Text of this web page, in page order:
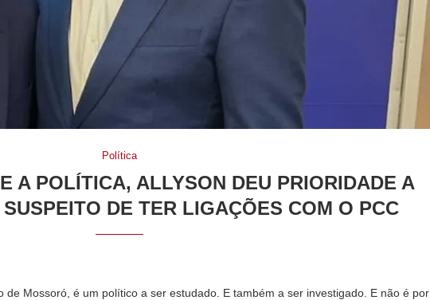
Política
A POLÍTICA, ALLYSON DEU PRIORIDADE A
DE TER LIGAÇÕES COM O PCC
de Mossoró, é um político a ser estudado. E também a ser investigado. E não é por